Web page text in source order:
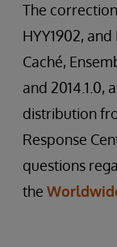
The
HYY1902,
Caché,
and 2014.1.0,
distribution
Response
questions
the